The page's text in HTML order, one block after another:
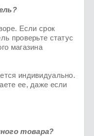
Если срок
проверьте статус
магазина
индивидуально.
ее, даже если
товара?